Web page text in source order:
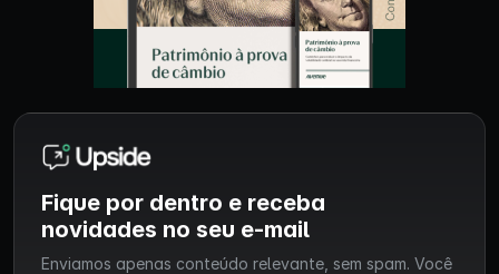
Fique por dentro e receba
novidades no seu e-mail
Enviamos apenas conteúdo relevante, sem spam. Você